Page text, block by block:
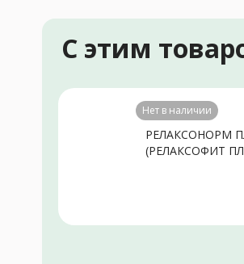
С этим
Нет в наличии
РЕЛАКСОНОРМ
(РЕЛАКСОФИТ